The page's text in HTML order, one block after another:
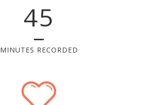
45
MINUTES RECORDED